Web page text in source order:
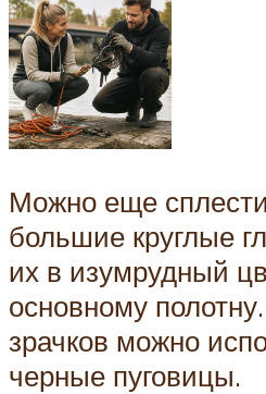
Можно еще
большие круглые
их в изумрудный
основному
зрачков можно
черные пуговицы.